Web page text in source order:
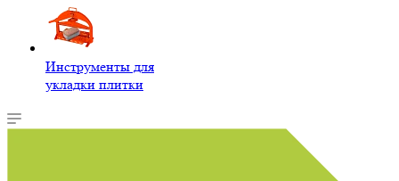
Инструменты для
укладки плитки